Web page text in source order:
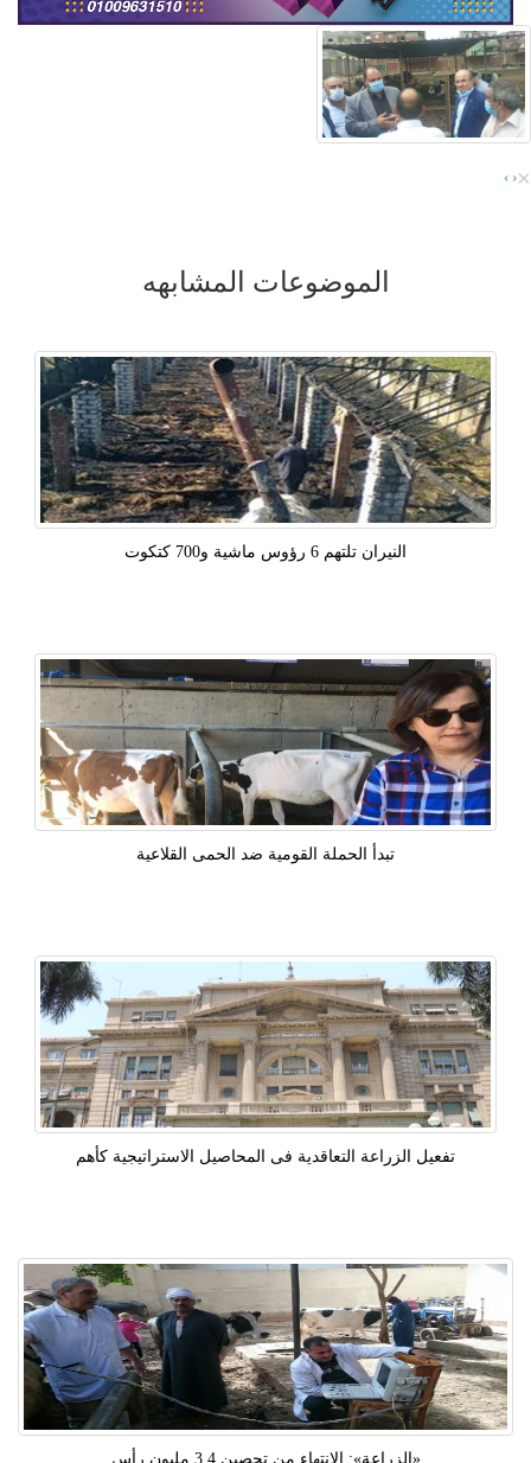
‹
› ×
الموضوعات المشابهه
النيران تلتهم 6 رؤوس ماشية و700 كتكوت
تبدأ الحملة القومية ضد الحمى القلاعية
تفعيل الزراعة التعاقدية فى المحاصيل الاستراتيجية كأهم
«الزراعة»: الانتهاء من تحصين 3.4 مليون رأس